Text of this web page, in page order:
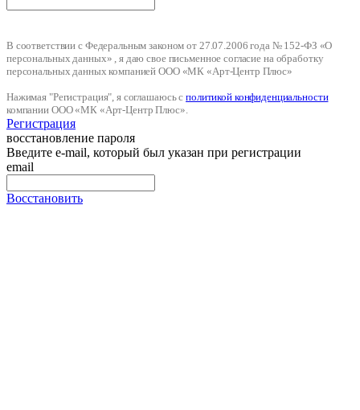
В соответствии с Федеральным законом от 27.07.2006 года № 152-ФЗ «О
персональных данных» , я даю свое письменное согласие на обработку
персональных данных компанией ООО «МК «Арт-Центр Плюс»
Нажимая "Регистрация", я соглашаюсь сполитикой конфиденциальности
компании ООО «МК «Арт-Центр Плюс».
Регистрация
восстановление пароля
Введите e-mail, который был указан при регистрации
email
Восстановить